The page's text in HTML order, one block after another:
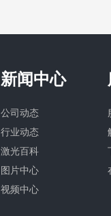
新闻中心
公司动态
行业动态
激光百科
图片中心
视频中心